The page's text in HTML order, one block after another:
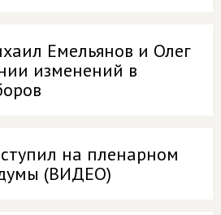
Емельянов и Олег
изменений в
на пленарном
(ВИДЕО)